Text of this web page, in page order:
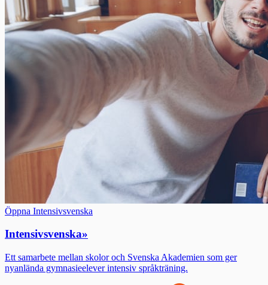
Öppna Intensivsvenska
Intensivsvenska»
Ett samarbete mellan skolor och Svenska Akademien som ger
nyanlända gymnasieelever intensiv språkträning.